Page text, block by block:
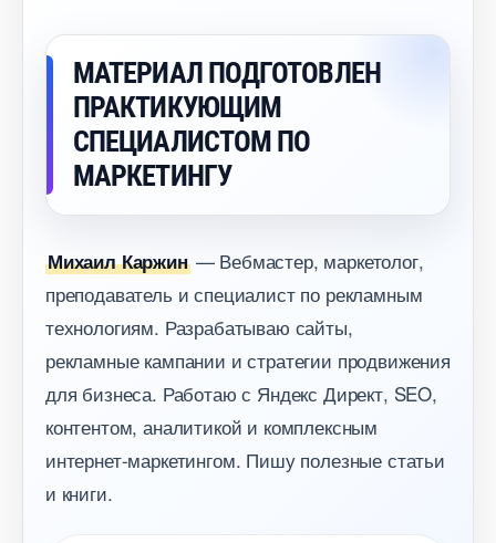
МАТЕРИАЛ ПОДГОТОВЛЕН
ПРАКТИКУЮЩИМ
СПЕЦИАЛИСТОМ ПО
МАРКЕТИНГУ
Михаил Каржин— Вебмастер, маркетолог,
преподаватель и специалист по рекламным
технологиям. Разрабатываю сайты,
рекламные кампании и стратегии продвижения
для бизнеса. Работаю с Яндекс Директ, SEO,
контентом, аналитикой и комплексным
интернет-маркетингом. Пишу полезные статьи
и книги.